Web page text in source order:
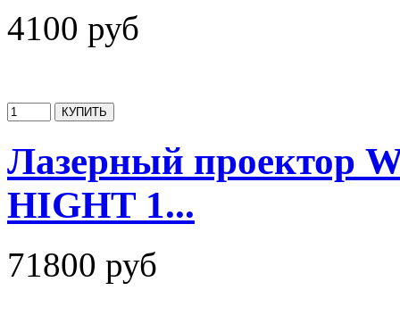
4100 руб
Лазерный проектор
HIGHT 1...
71800 руб